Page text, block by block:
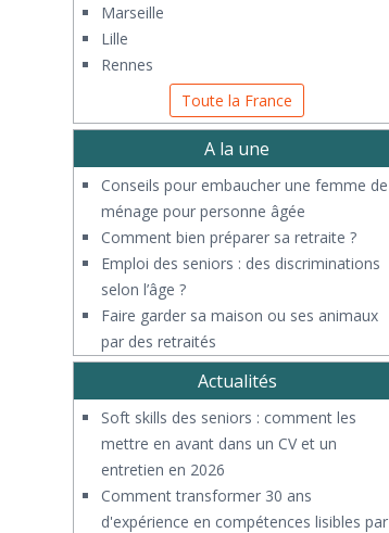
Marseille
Lille
Rennes
Toute la France
A la une
Conseils pour embaucher une femme de
ménage pour personne âgée
Comment bien préparer sa retraite ?
Emploi des seniors : des discriminations
selon l’âge ?
Faire garder sa maison ou ses animaux
par des retraités
Actualités
Soft skills des seniors : comment les
mettre en avant dans un CV et un
entretien en 2026
Comment transformer 30 ans
d'expérience en compétences lisibles par